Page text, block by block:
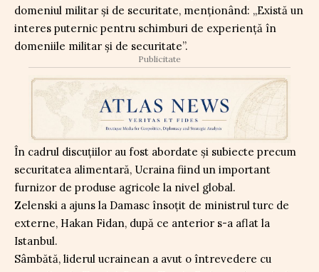
domeniul militar și de securitate, menționând: „Există un
interes puternic pentru schimburi de experienţă în
domeniile militar şi de securitate”.
Publicitate
În cadrul discuțiilor au fost abordate și subiecte precum
securitatea alimentară, Ucraina fiind un important
furnizor de produse agricole la nivel global.
Zelenski a ajuns la Damasc însoțit de ministrul turc de
externe, Hakan Fidan, după ce anterior s-a aflat la
Istanbul.
Sâmbătă, liderul ucrainean a avut o întrevedere cu